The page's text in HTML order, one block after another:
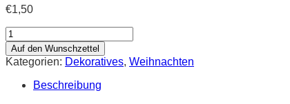
€1,50
kleines
Haus
Menge
Auf den Wunschzettel
Kategorien: Dekoratives, Weihnachten
Beschreibung